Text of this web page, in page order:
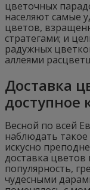
цветочных
населяют самые
цветов,
стратегами; и
радужных
аллеями
Доставка
доступное
Весной по всей
наблюдать
искусно
доставка
популярность,
чудесными